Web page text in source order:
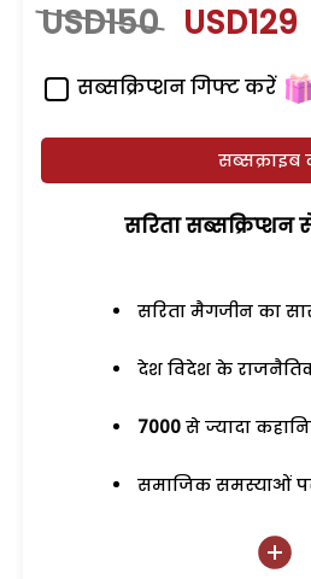
USD150 USD129
सब्सक्रिप्शन गिफ्ट करें
सब्सक्राइब
सरिता सब्सक्रिप्शन
सरिता मैगजीन का
देश विदेश के
7000 से ज्यादा
समाजिक समस्याओं